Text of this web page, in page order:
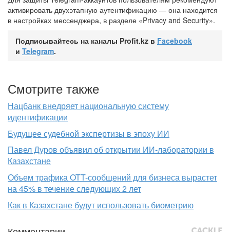
активировать двухэтапную аутентификацию — она находится
в настройках мессенджера, в разделе «Privacy and Security».
Подписывайтесь на каналы Profit.kz в Facebook
и Telegram.
Смотрите также
Нацбанк внедряет национальную систему
идентификации
Будущее судебной экспертизы в эпоху ИИ
Павел Дуров объявил об открытии ИИ-лаборатории в
Казахстане
Объем трафика OTT-сообщений для бизнеса вырастет
на 45% в течение следующих 2 лет
Как в Казахстане будут использовать биометрию